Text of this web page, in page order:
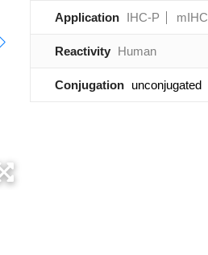
Application IHC-P mIHC
Reactivity Human
Conjugation unconjugated